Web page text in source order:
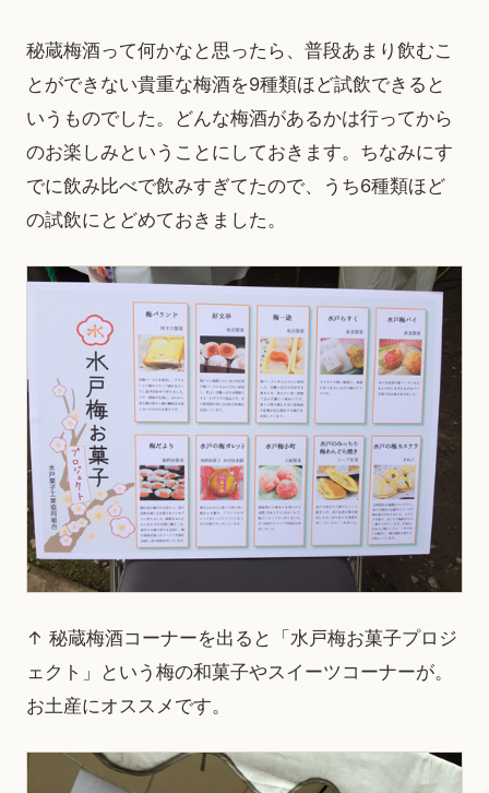
秘蔵梅酒って何かなと思ったら、普段あまり飲むこ
とができない貴重な梅酒を9種類ほど試飲できると
いうものでした。どんな梅酒があるかは行ってから
のお楽しみということにしておきます。ちなみにす
でに飲み比べで飲みすぎてたので、うち6種類ほど
の試飲にとどめておきました。
↑ 秘蔵梅酒コーナーを出ると「水戸梅お菓子プロジ
ェクト」という梅の和菓子やスイーツコーナーが。
お土産にオススメです。